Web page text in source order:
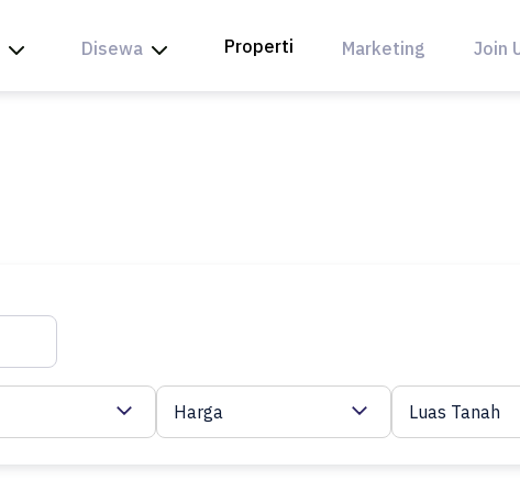
Disewa Properti Marketing Join
Harga Luas Tanah